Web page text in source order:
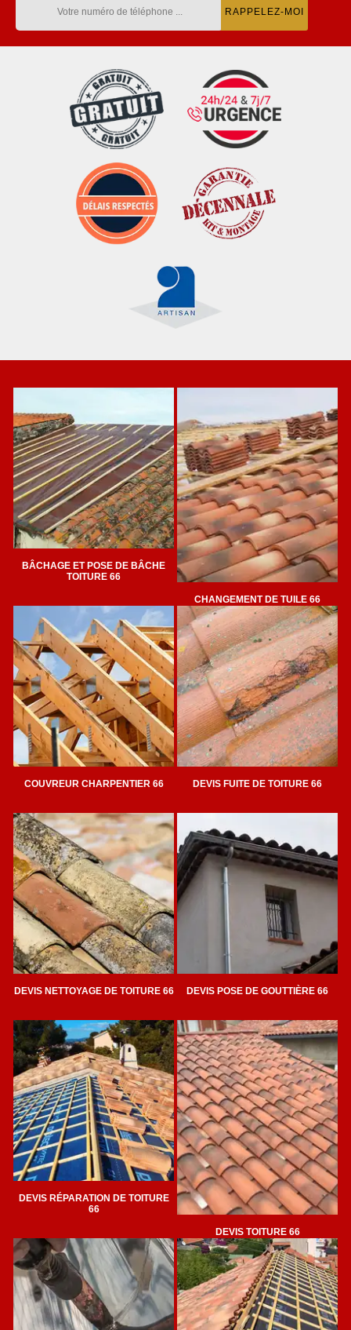
BÂCHAGE ET POSE DE BÂCHE
TOITURE 66
CHANGEMENT DE TUILE 66
COUVREUR CHARPENTIER 66 DEVIS FUITE DE TOITURE 66
DEVIS NETTOYAGE DE TOITURE 66 DEVIS POSE DE GOUTTIÈRE 66
DEVIS RÉPARATION DE TOITURE
66
DEVIS TOITURE 66